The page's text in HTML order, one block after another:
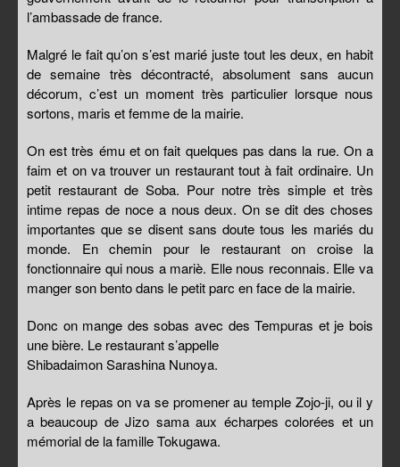
l’ambassade de france.
Malgré le fait qu’on s’est marié juste tout les deux, en habit
de semaine très décontracté, absolument sans aucun
décorum, c’est un moment très particulier lorsque nous
sortons, maris et femme de la mairie.
On est très ému et on fait quelques pas dans la rue. On a
faim et on va trouver un restaurant tout à fait ordinaire. Un
petit restaurant de Soba. Pour notre très simple et très
intime repas de noce a nous deux. On se dit des choses
importantes que se disent sans doute tous les mariés du
monde. En chemin pour le restaurant on croise la
fonctionnaire qui nous a mariè. Elle nous reconnais. Elle va
manger son bento dans le petit parc en face de la mairie.
Donc on mange des sobas avec des Tempuras et je bois
une bière. Le restaurant s’appelle
Shibadaimon Sarashina Nunoya.
Après le repas on va se promener au temple Zojo-ji, ou il y
a beaucoup de Jizo sama aux écharpes colorées et un
mémorial de la famille Tokugawa.